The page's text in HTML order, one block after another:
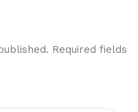
Required fields